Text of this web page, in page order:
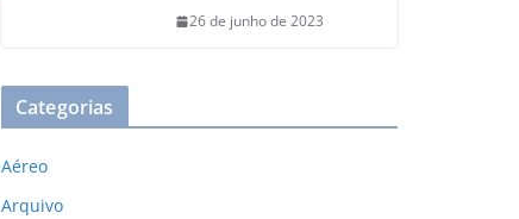
26 de junho de 2023
Categorias
Aéreo
Arquivo